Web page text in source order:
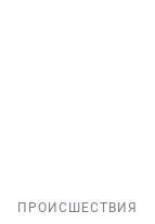
ПРОИСШЕСТВИЯ